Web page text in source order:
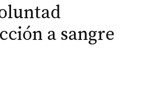
a sangre